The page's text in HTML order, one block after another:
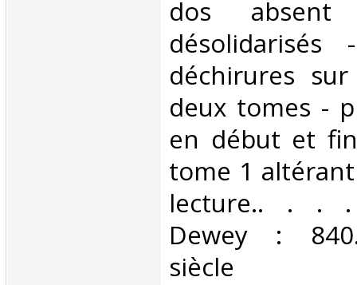
dos
déchirures
deux tomes -
en début et
tome 1
lecture.. . . .
Dewey :
siècle‎